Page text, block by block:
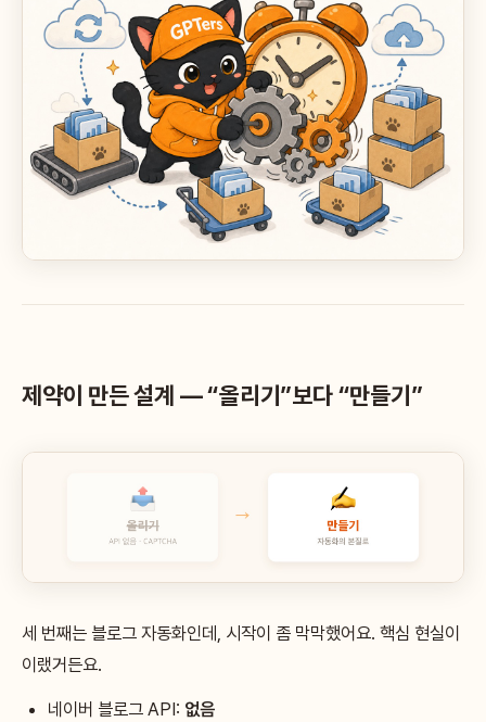
제약이 만든 설계 — “올리기”보다 “만들기”
세 번째는 블로그 자동화인데, 시작이 좀 막막했어요. 핵심 현실이
이랬거든요.
네이버 블로그 API: 없음